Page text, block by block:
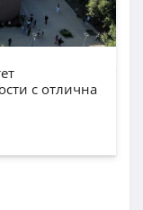
с отлична